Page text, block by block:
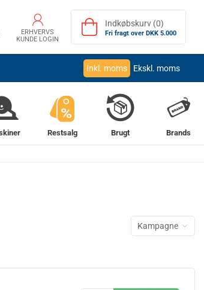
ERHVERVS
KUNDE LOGIN
Indkøbskurv (0)
Fri fragt over DKK 5.000
Inkl. moms Ekskl. moms
%
Restsalg Brugt Brands
Kampagne